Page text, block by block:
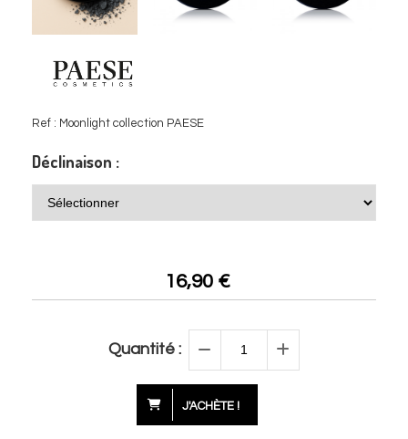
Ref : Moonlight collection PAESE
Déclinaison :
16,90€
Quantité :
J'ACHÈTE !